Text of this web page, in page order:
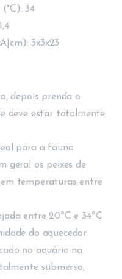
34
3x3x23
depois prenda o
deve estar totalmente
para a fauna
geral os peixes de
temperaturas entre
entre 20ºC e 34ºC
do aquecedor
no aquário na
submerso,